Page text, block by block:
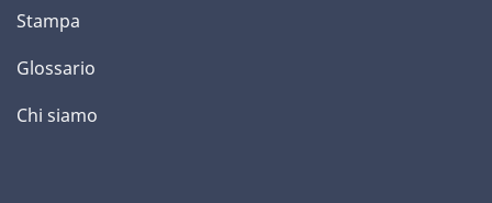
Stampa
Glossario
Chi siamo